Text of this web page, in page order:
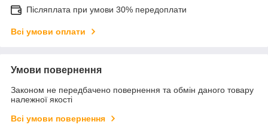
Післяплата при умови 30% передоплати
Всі умови оплати
Умови повернення
Законом не передбачено повернення та обмін даного товару
належної якості
Всі умови повернення